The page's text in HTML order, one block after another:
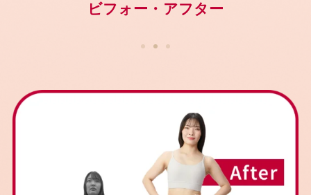
ビフォー・アフター